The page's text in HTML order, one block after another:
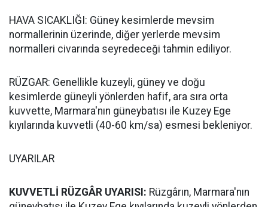
HAVA SICAKLIĞI: Güney kesimlerde mevsim
normallerinin üzerinde, diğer yerlerde mevsim
normalleri civarında seyredeceği tahmin ediliyor.
RÜZGAR: Genellikle kuzeyli, güney ve doğu
kesimlerde güneyli yönlerden hafif, ara sıra orta
kuvvette, Marmara'nın güneybatısı ile Kuzey Ege
kıyılarında kuvvetli (40-60 km/sa) esmesi bekleniyor.
UYARILAR
KUVVETLİ RÜZGÂR UYARISI: Rüzgârın, Marmara'nın